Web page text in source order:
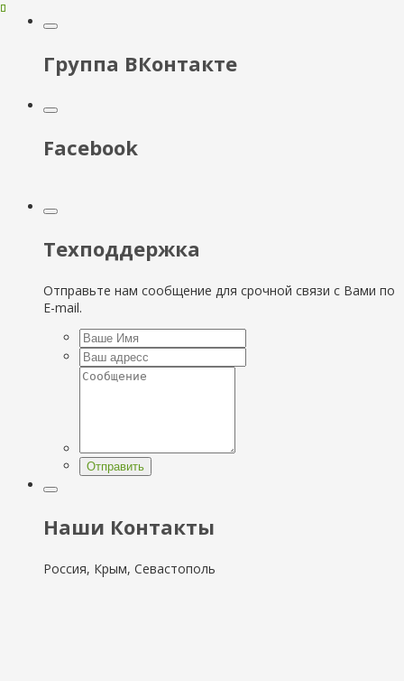
Группа ВКонтакте
Facebook
Техподдержка
Отправьте нам сообщение для срочной связи с Вами по
E-mail.
Отправить
Наши Контакты
Россия, Крым, Севастополь